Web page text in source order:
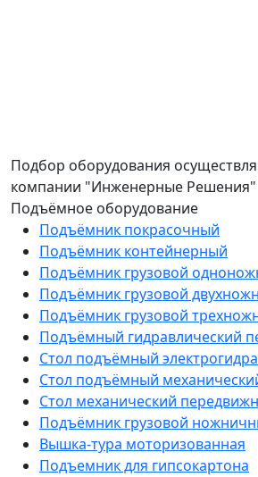
Подбор оборудования
компании "Инженерные Решения"
Подъёмное оборудование
Подъёмник покрасочный
Подъёмник контейнерный
Подъёмник грузовой
Подъёмник грузовой
Подъёмник грузовой
Подъёмный гидравлический
Стол подъёмный
Стол подъёмный
Стол механический
Подъёмник грузовой
Вышка-тура моторизованная
Подъемник для гипсокартона